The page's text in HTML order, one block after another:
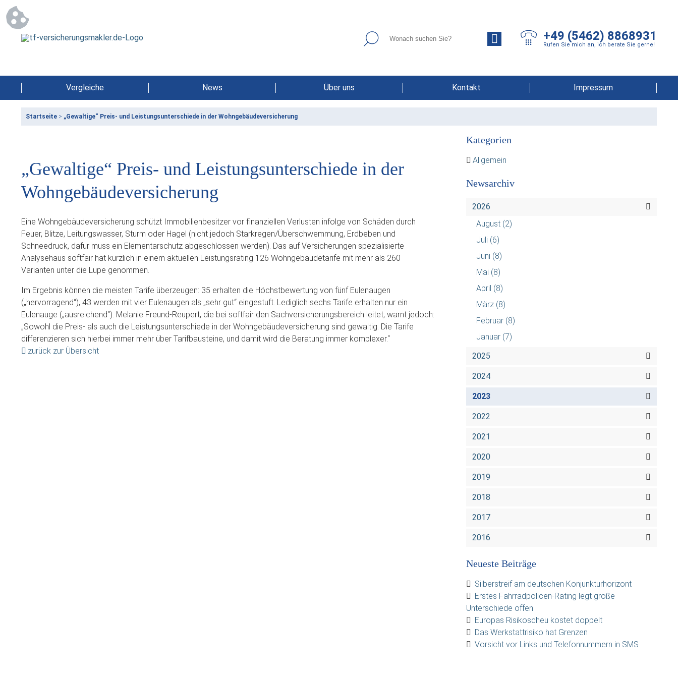
+49 (5462) 8868931
Rufen Sie mich an, ich berate Sie gerne!
Vergleiche News Über uns Kontakt Impressum
Startseite > „Gewaltige“ Preis- und Leistungsunterschiede in der Wohngebäudeversicherung
„Gewaltige“ Preis- und Leistungsunterschiede in der
Wohngebäudeversicherung
Eine Wohngebäudeversicherung schützt Immobilienbesitzer vor finanziellen Verlusten infolge von Schäden durch
Feuer, Blitze, Leitungswasser, Sturm oder Hagel (nicht jedoch Starkregen/Überschwemmung, Erdbeben und
Schneedruck, dafür muss ein Elementarschutz abgeschlossen werden). Das auf Versicherungen spezialisierte
Analysehaus softfair hat kürzlich in einem aktuellen Leistungsrating 126 Wohngebäudetarife mit mehr als 260
Varianten unter die Lupe genommen.
Im Ergebnis können die meisten Tarife überzeugen: 35 erhalten die Höchstbewertung von fünf Eulenaugen
(„hervorragend“), 43 werden mit vier Eulenaugen als „sehr gut“ eingestuft. Lediglich sechs Tarife erhalten nur ein
Eulenauge („ausreichend“). Melanie Freund-Reupert, die bei softfair den Sachversicherungsbereich leitet, warnt jedoch:
„Sowohl die Preis- als auch die Leistungsunterschiede in der Wohngebäudeversicherung sind gewaltig. Die Tarife
differenzieren sich hierbei immer mehr über Tarifbausteine, und damit wird die Beratung immer komplexer.“
zurück zur Übersicht
Kategorien
Allgemein
Newsarchiv
2026
August (2)
Juli (6)
Juni (8)
Mai (8)
April (8)
März (8)
Februar (8)
Januar (7)
2025
2024
2023
2022
2021
2020
2019
2018
2017
2016
Neueste Beiträge
Silberstreif am deutschen Konjunkturhorizont
Erstes Fahrradpolicen-Rating legt große
Unterschiede offen
Europas Risikoscheu kostet doppelt
Das Werkstattrisiko hat Grenzen
Vorsicht vor Links und Telefonnummern in SMS